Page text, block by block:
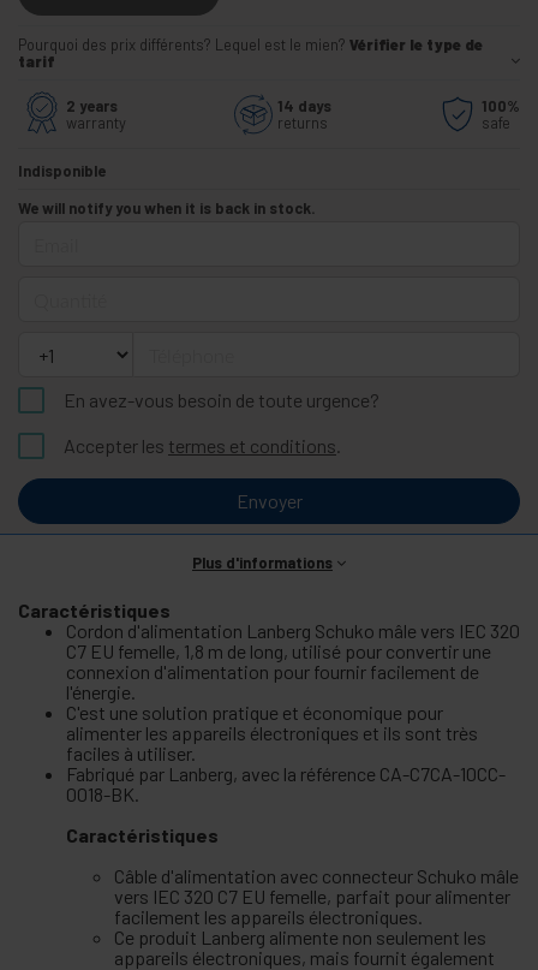
Pourquoi des prix différents? Lequel est le mien? Vérifier le type de
tarif
2 years
warranty
14 days
returns
100%
safe
Indisponible
We will notify you when it is back in stock.
En avez-vous besoin de toute urgence?
Accepter les termes et conditions.
Envoyer
Plus d'informations
Caractéristiques
Cordon d'alimentation Lanberg Schuko mâle vers IEC 320
C7 EU femelle, 1,8 m de long, utilisé pour convertir une
connexion d'alimentation pour fournir facilement de
l'énergie.
C'est une solution pratique et économique pour
alimenter les appareils électroniques et ils sont très
faciles à utiliser.
Fabriqué par Lanberg, avec la référence CA-C7CA-10CC-
0018-BK.
Caractéristiques
Câble d'alimentation avec connecteur Schuko mâle
vers IEC 320 C7 EU femelle, parfait pour alimenter
facilement les appareils électroniques.
Ce produit Lanberg alimente non seulement les
appareils électroniques, mais fournit également